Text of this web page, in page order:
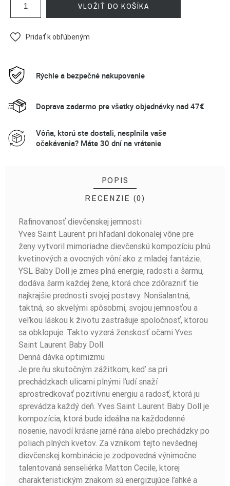
VLOŽIŤ DO KOŠÍKA
Pridať k obľúbeným
Rýchle a bezpečné nakupovanie
Doprava zadarmo pre všetky objednávky nad 47€
Vôňa, ktorú ste dostali, nesplnila vaše
očakávania? Máte 30 dní na vrátenie
POPIS
RECENZIE (0)
Rafinovanosť dievčenskej jemnosti
Yves Saint Laurent pri hľadaní dokonalej vône pre
ženy vytvoril mimoriadne dievčenskú kompozíciu plnú
kvetinových a ovocných vôní ako z mladej fantázie.
YSL Baby Doll je zmes plná energie, radosti a šarmu,
dodáva šarm každej žene, ktorá chce zdôrazniť tie
najkrajšie prednosti svojej postavy. Nonšalantná,
taktná, so skvelými spôsobmi, svojou jemnosťou a
veľkou láskou k životu zastrašuje spoločnosť, ktorou
sa obklopuje. Takto vyzerá ženskosť očami Yves
Saint Laurent Baby Doll.
Denná dávka optimizmu
Je pre ňu skutočným zážitkom, keď sa pri
prechádzkach ulicami plnými ľudí snaží
sprostredkovať pozitívnu energiu a radosť, ktorá ju
sprevádza každý deň. Yves Saint Laurent Baby Doll je
kompozícia, ktorá bude ideálna na každodenné
nosenie, navodí krásne jarné rána alebo prechádzky po
poliach plných kvetov. Za vznikom tejto nevšednej
dievčenskej kombinácie je zodpovedná výnimočne
talentovaná senseliérka Matton Cecile, ktorej
charakteristickým znakom sú energizujúce ľahké a
BUĎTE PRVÝ, KTO NAPÍŠE RECENZIU!